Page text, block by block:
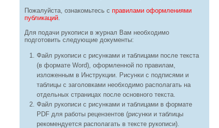
Пожалуйста, ознакомьтесь с правилами оформлениями
публикаций.
Для подачи рукописи в журнал Вам необходимо
подготовить следующие документы:
Файл рукописи с рисунками и таблицами после текста
(в формате Word), оформленной по правилам,
изложенным в Инструкции. Рисунки с подписями и
таблицы с заголовками необходимо располагать на
отдельных страницах после основного текста.
Файл рукописи с рисунками и таблицами в формате
PDF для работы рецензентов (рисунки и таблицы
рекомендуется располагать в тексте рукописи).